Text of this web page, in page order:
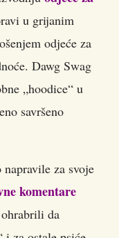
u grijanim
odjeće za
Dawg Swag
„hoodice“ u
savršeno
napravile za svoje
komentare
da